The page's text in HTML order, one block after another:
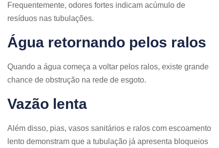
Frequentemente, odores fortes indicam acúmulo de
resíduos nas tubulações.
Água retornando pelos ralos
Quando a água começa a voltar pelos ralos, existe grande
chance de obstrução na rede de esgoto.
Vazão lenta
Além disso, pias, vasos sanitários e ralos com escoamento
lento demonstram que a tubulação já apresenta bloqueios